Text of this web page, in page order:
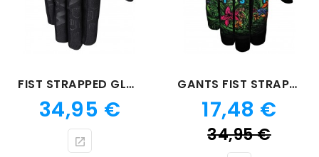
FIST STRAPPED GLOVE SMASH FORTH
Prix
34,95 €
GANTS FIST STRAPPED TENICO GORIL
Prix
17,48 €
34,95 €Prix